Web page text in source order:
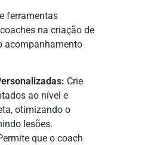
ferramentas
na criação de
acompanhamento
Crie
ao nível e
otimizando o
lesões.
que o coach